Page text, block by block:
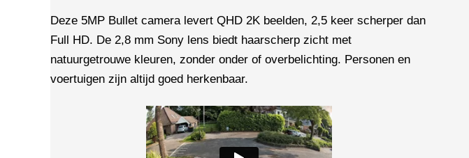
Deze 5MP Bullet camera levert QHD 2K beelden, 2,5 keer scherper dan
Full HD. De 2,8 mm Sony lens biedt haarscherp zicht met
natuurgetrouwe kleuren, zonder onder of overbelichting. Personen en
voertuigen zijn altijd goed herkenbaar.